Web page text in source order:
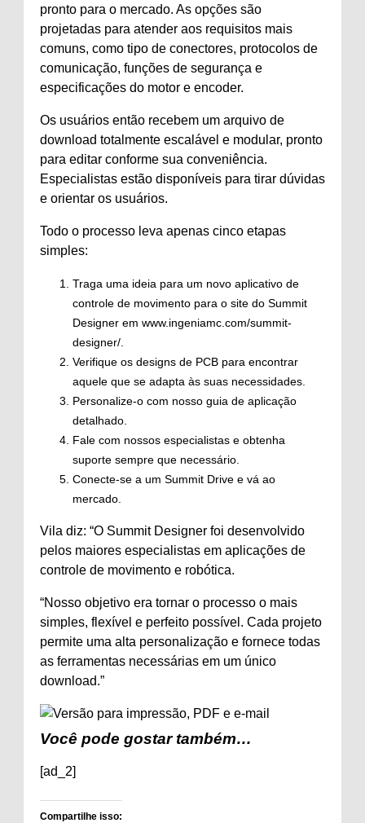
pronto para o mercado. As opções são
projetadas para atender aos requisitos mais
comuns, como tipo de conectores, protocolos de
comunicação, funções de segurança e
especificações do motor e encoder.
Os usuários então recebem um arquivo de
download totalmente escalável e modular, pronto
para editar conforme sua conveniência.
Especialistas estão disponíveis para tirar dúvidas
e orientar os usuários.
Todo o processo leva apenas cinco etapas
simples:
Traga uma ideia para um novo aplicativo de
controle de movimento para o site do Summit
Designer em www.ingeniamc.com/summit-
designer/.
Verifique os designs de PCB para encontrar
aquele que se adapta às suas necessidades.
Personalize-o com nosso guia de aplicação
detalhado.
Fale com nossos especialistas e obtenha
suporte sempre que necessário.
Conecte-se a um Summit Drive e vá ao
mercado.
Vila diz: “O Summit Designer foi desenvolvido
pelos maiores especialistas em aplicações de
controle de movimento e robótica.
“Nosso objetivo era tornar o processo o mais
simples, flexível e perfeito possível. Cada projeto
permite uma alta personalização e fornece todas
as ferramentas necessárias em um único
download.”
Você pode gostar também…
[ad_2]
Compartilhe isso: